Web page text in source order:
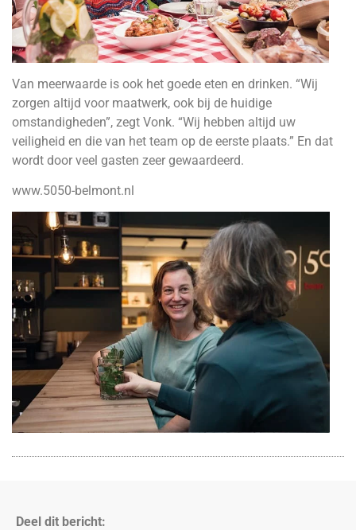
Van meerwaarde is ook het goede eten en drinken. “Wij
zorgen altijd voor maatwerk, ook bij de huidige
omstandigheden”, zegt Vonk. “Wij hebben altijd uw
veiligheid en die van het team op de eerste plaats.” En dat
wordt door veel gasten zeer gewaardeerd.
www.5050-belmont.nl
Deel dit bericht: